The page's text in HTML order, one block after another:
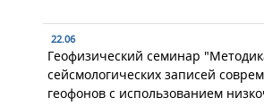
22.06
Геофизический семинар
сейсмологических записей
геофонов с использованием